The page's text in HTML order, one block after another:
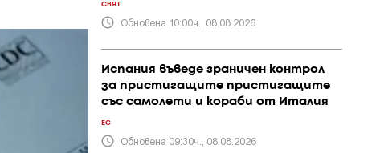
СВЯТ
Обновена 10:00ч., 08.08.2026
Испания въведе граничен контрол
за пристигащите пристигащите
със самолети и кораби от Италия
ЕС
Обновена 09:30ч., 08.08.2026